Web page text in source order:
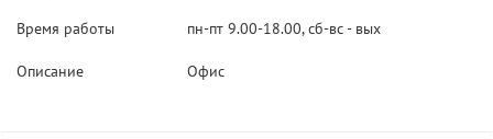
Время работы пн-пт 9.00-18.00, сб-вс - вых
Описание Офис